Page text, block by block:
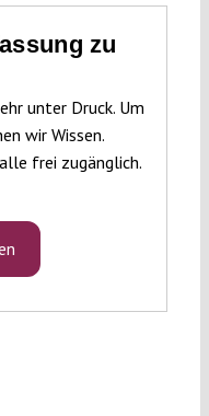
zu
unter Druck. Um
wir Wissen.
frei zugänglich.